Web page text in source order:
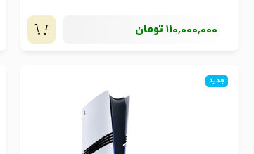
110٬000٬000 تومان
جدید